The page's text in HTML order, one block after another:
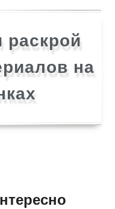
раскрой
на
×